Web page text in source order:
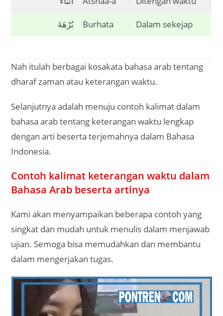
بُرْهَةَ Burhata Dalam sekejap
Nah itulah berbagai kosakata bahasa arab tentang
dharaf zaman atau keterangan waktu.
Selanjutnya adalah menuju contoh kalimat dalam
bahasa arab tentang keterangan waktu lengkap
dengan arti beserta terjemahnya dalam Bahasa
Indonesia.
Contoh kalimat keterangan waktu dalam
Bahasa Arab beserta artinya
Kami akan menyampaikan beberapa contoh yang
singkat dan mudah untuk menulis dalam menjawab
ujian. Semoga bisa memudahkan dan membantu
dalam mengerjakan tugas.